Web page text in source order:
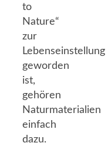
to
Nature“
zur
Lebenseinstellung
geworden
ist,
gehören
Naturmaterialien
einfach
dazu.